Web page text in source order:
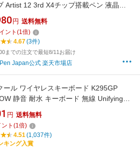
Artist 12 3rd X4チップ搭載ペン 液晶ペ
レット 初心者 イラスト 絵描き 折り畳み
ド付 Windows MacOS Android対応 Artist
ド
円 送料無料
ント (1倍)
4.67(3件)
までの注文で最短8/11お届け
Japan公式 楽天市場店
ール ワイヤレスキーボード K295GP
静音 耐水 キーボード 無線 Unifying
chrome K295 国内正規品 2年間無償保
円 送料無料
ト (1倍)
4.51(1,037件)
キング入賞